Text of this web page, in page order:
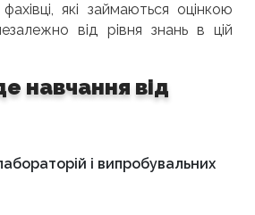
які займаються оцінкою
від рівня знань в цій
навчання від
і випробувальних